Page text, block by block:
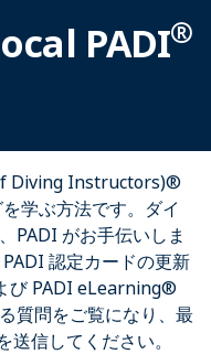
PADI®
Diving Instructors)®
学ぶ方法です。ダイ
PADI がお手伝いしま
認定カードの更新
び PADI eLearning®
質問をご覧になり、最
信してください。